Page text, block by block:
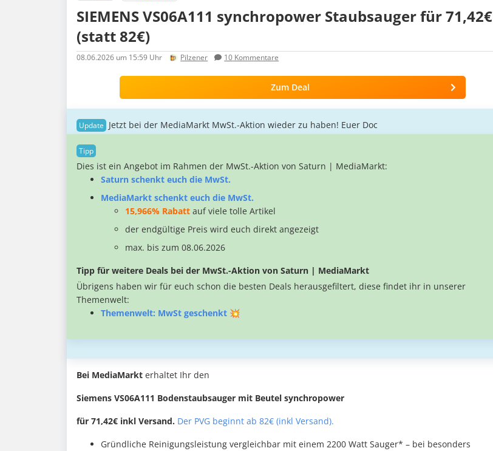
SIEMENS VS06A111 syn­chro­power Staub­sau­ger für 71,42€
(statt 82€)
08.06.2026 um 15:59 Uhr Pilzener 10 Kommentare
Zum Deal
Jetzt bei der MediaMarkt MwSt.-Aktion wieder zu haben! Euer Doc
Dies ist ein Angebot im Rahmen der MwSt.-Aktion von Saturn | MediaMarkt:
Saturn schenkt euch die MwSt.
MediaMarkt schenkt euch die MwSt.
15,966% Rabatt auf viele tolle Artikel
der endgültige Preis wird euch direkt angezeigt
max. bis zum 08.06.2026
Tipp für weitere Deals bei der MwSt.-Aktion von Saturn | MediaMarkt
Übrigens haben wir für euch schon die besten Deals herausgefiltert, diese findet ihr in unserer
Themenwelt:
Themenwelt: MwSt geschenkt 💥
Bei MediaMarkt erhaltet Ihr den
‎Siemens ‎VS06A111 Bodenstaubsauger mit Beutel synchropower
für 71,42€ inkl Versand. Der PVG beginnt ab 82€ (inkl Versand).
Gründliche Reinigungsleistung vergleichbar mit einem 2200 Watt Sauger* – bei besonders